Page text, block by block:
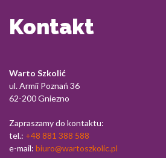
Kontakt
Warto Szkolić
ul. Armii Poznań 36
62-200 Gniezno
Zapraszamy do kontaktu:
tel.: +48 881 388 588
e-mail: biuro@wartoszkolic.pl